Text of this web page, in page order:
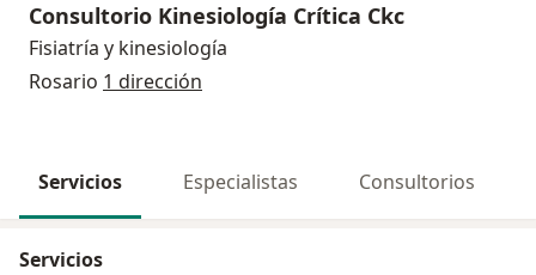
Consultorio Kinesiología Crítica Ckc
Fisiatría y kinesiología
Rosario 1 dirección
Servicios Especialistas Consultorios
Servicios